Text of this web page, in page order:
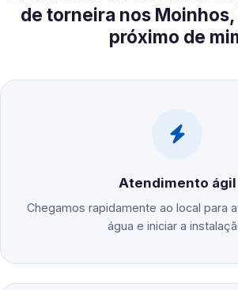
de torneira nos Moinhos,
próximo de
Atendimento ágil
Chegamos rapidamente ao local para
água e iniciar a